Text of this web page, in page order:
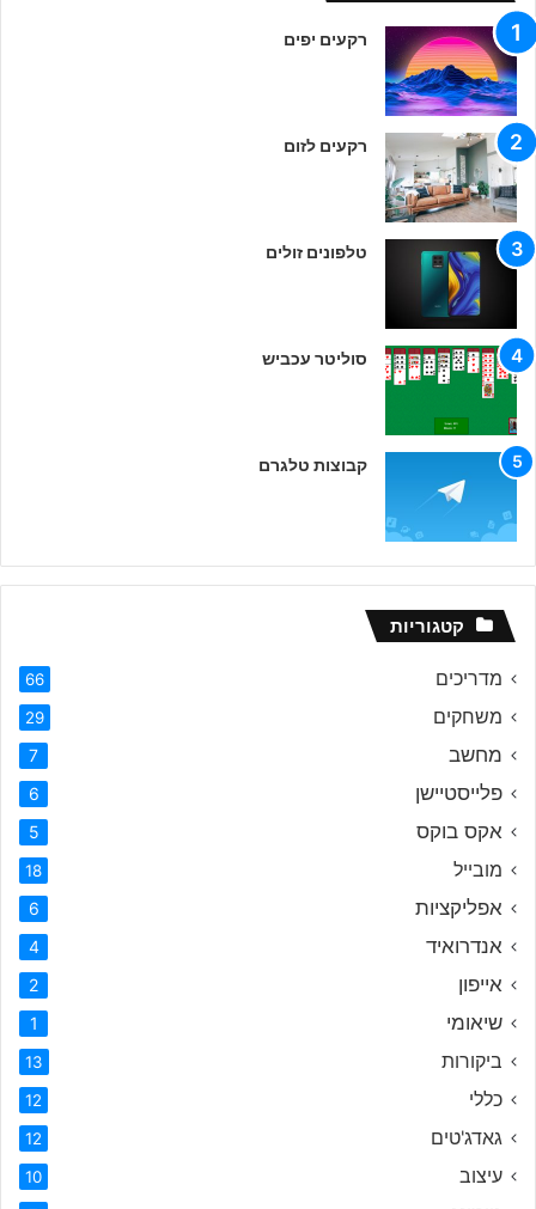
רקעים יפים
רקעים לזום
טלפונים זולים
סוליטר עכביש
קבוצות טלגרם
קטגוריות
מדריכים 66
משחקים 29
מחשב 7
פלייסטיישן 6
אקס בוקס 5
מובייל 18
אפליקציות 6
אנדרואיד 4
אייפון 2
שיאומי 1
ביקורות 13
כללי 12
גאדג'טים 12
עיצוב 10